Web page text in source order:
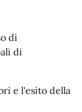
di
di
e l'esito della